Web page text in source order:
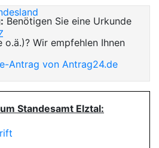
Benötigen Sie eine Urkunde
o.ä.)? Wir empfehlen Ihnen
Antrag von Antrag24.de
Standesamt Elztal: